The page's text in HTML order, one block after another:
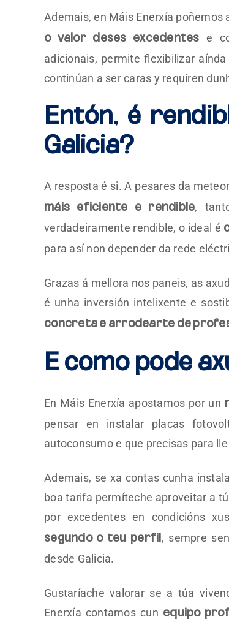
Ademais, en Máis Enerxía poñemos
o valor deses excedentes e
adicionais, permite flexibilizar
continúan a ser caras y requiren
Entón, é
Galicia?
A resposta é si. A pesares da
máis eficiente e rendible,
verdadeiramente rendible, o ideal é
para así non depender da rede
Grazas á mellora nos paneis, as
é unha inversión intelixente e
concreta e arrodearte de
E como pode
En Máis Enerxía apostamos por un
pensar en instalar placas
autoconsumo e que precisas para
Ademais, se xa contas cunha
boa tarifa permíteche aproveitar a
por excedentes en condicións
segundo o teu perfil , sempre
desde Galicia.
Gustaríache valorar se a túa
Enerxía contamos cun equipo